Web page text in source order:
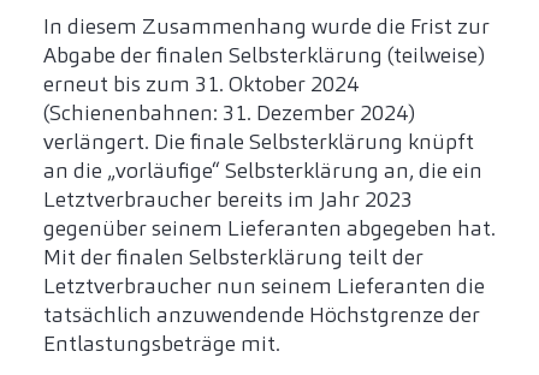
In diesem Zusammenhang wurde die Frist zur
Abgabe der finalen Selbsterklärung (teilweise)
erneut bis zum 31. Oktober 2024
(Schienenbahnen: 31. Dezember 2024)
verlängert. Die finale Selbsterklärung knüpft
an die „vorläufige“ Selbsterklärung an, die ein
Letztverbraucher bereits im Jahr 2023
gegenüber seinem Lieferanten abgegeben hat.
Mit der finalen Selbsterklärung teilt der
Letztverbraucher nun seinem Lieferanten die
tatsächlich anzuwendende Höchstgrenze der
Entlastungsbeträge mit.